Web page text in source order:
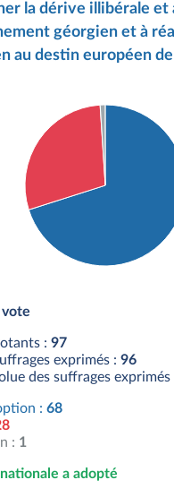
la dérive illibérale
géorgien et à
au destin européen
: 97
exprimés : 96
des suffrages exprimés
: 68
: 1
nationale a adopté